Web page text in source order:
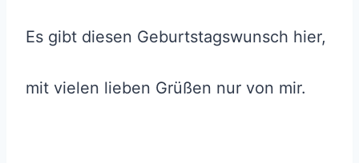
Es gibt diesen Geburtstagswunsch hier,
mit vielen lieben Grüßen nur von mir.